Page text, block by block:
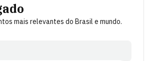
mais relevantes do Brasil e mundo.